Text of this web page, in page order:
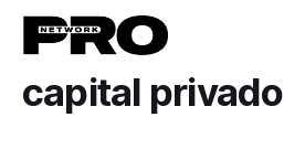
capital privado